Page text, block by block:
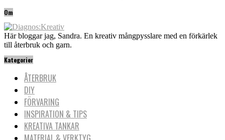
Om
Här bloggar jag, Sandra. En kreativ mångpysslare med en förkärlek
till återbruk och garn.
Kategorier
ÅTERBRUK
DIY
FÖRVARING
INSPIRATION & TIPS
KREATIVA TANKAR